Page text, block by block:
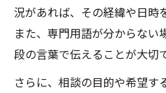
況があれば、その経緯や日時
また、専門用語が分からない
段の言葉で伝えることが大切
さらに、相談の目的や希望す